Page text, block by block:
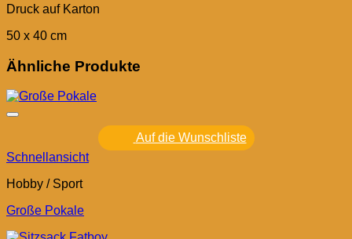
Druck auf Karton
50 x 40 cm
Ähnliche Produkte
Auf die Wunschliste
Schnellansicht
Hobby / Sport
Große Pokale